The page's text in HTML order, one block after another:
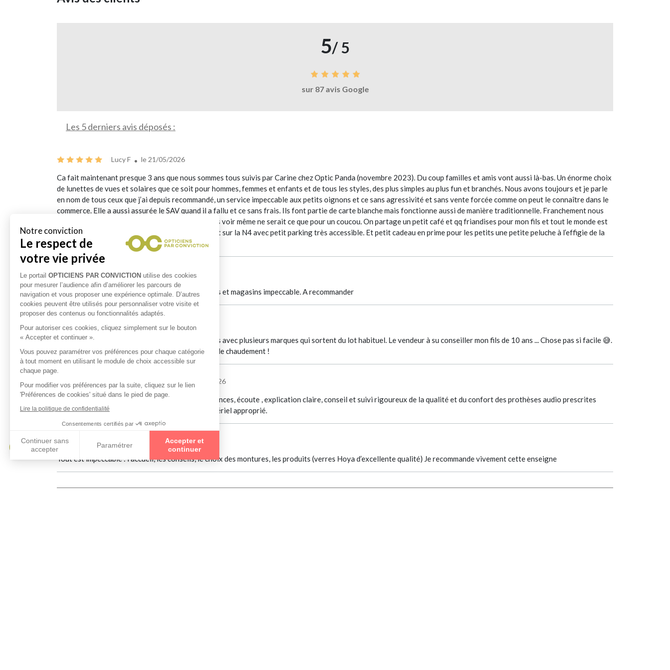
5/ 5
sur 87 avis Google
Les 5 derniers avis déposés :
Lucy F le 21/05/2026
Ca fait maintenant presque 3 ans que nous sommes tous suivis par Carine chez Optic Panda (novembre 2023). Du coup familles et amis vont aussi là-bas. Un énorme choix
de lunettes de vues et solaires que ce soit pour hommes, femmes et enfants et de tous les styles, des plus simples au plus fun et branchés. Nous avons toujours et je parle
en nom de tous ceux que j’ai depuis recommandé, un service impeccable aux petits oignons et ce sans agressivité et sans vente forcée comme on peut le connaître dans le
commerce. Elle a aussi assurée le SAV quand il a fallu et ce sans frais. Ils font partie de carte blanche mais fonctionne aussi de manière traditionnelle. Franchement nous
sommes ravis et c’est toujours un plaisir d’aller les voir même ne serait ce que pour un coucou. On partage un petit café et qq friandises pour mon fils et tout le monde est
content. Vous pouvez y aller les yeux fermés. Sont sur la N4 avec petit parking très accessible. Et petit cadeau en prime pour les petits une petite peluche à l’effigie de la
marque trop mignon
Cecile Brandily le 18/02/2026
Prise en charge agréable, choix dans les montures et magasins impeccable. A recommander
Excellent accueil client. Un large choix de lunettes avec plusieurs marques qui sortent du lot habituel. Le vendeur à su conseiller mon fils de 10 ans ... Chose pas si facile 😅.
Et sa paire a ete preparée en 1 jour. Je recommande chaudement !
chantal ONNIKIAN le 14/01/2026
Entière satisfaction à tout point de vue. Compétences, écoute , explication claire, conseil et suivi rigoureux de la qualité et du confort des prothèses audio prescrites
après examen approfondi pour déterminer le matériel approprié.
le 04/01/2026
Tout est impeccable : l’accueil, les conseils, le choix des montures, les produits (verres Hoya d’excellente qualité) Je recommande vivement cette enseigne